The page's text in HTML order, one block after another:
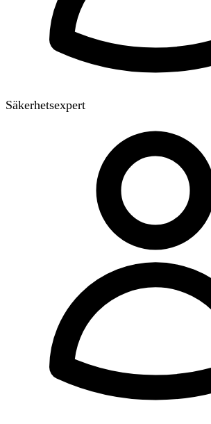
Säkerhetsexpert